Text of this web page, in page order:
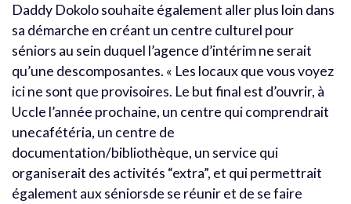
Daddy Dokolo souhaite également aller plus loin dans
sa démarche en créant un centre culturel pour
séniors au sein duquel l’agence d’intérim ne serait
qu’une descomposantes. « Les locaux que vous voyez
ici ne sont que provisoires. Le but final est d’ouvrir, à
Uccle l’année prochaine, un centre qui comprendrait
unecafétéria, un centre de
documentation/bibliothèque, un service qui
organiserait des activités “extra”, et qui permettrait
également aux séniorsde se réunir et de se faire